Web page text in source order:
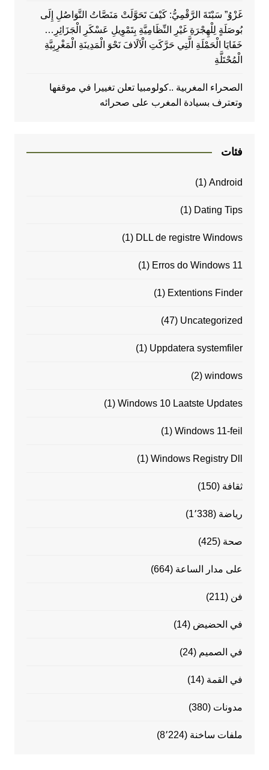
غَزْوُ” سَبْتَةَ الرَّقْمِيُّ: كَيْفَ تَحَوَّلَتْ مَنَصَّاتُ التَّوَاصُلِ إِلَى
بُوصَلَةٍ لِلْهِجْرَةِ غَيْرِ النِّظَامِيَّةِ بِتَمْوِيلِ عَسْكَرِ الْجَزَائِرِ…
خَفَايَا الْحَمْلَةِ الَّتِي حَرَّكَتِ الْآلَافَ نَحْوَ الْمَدِينَةِ الْمَغْرِبِيَّةِ
الْمُحْتَلَّةِ
الصحراء المغربية ..كولومبيا تعلن تغييرا في موقفها
وتعترف بسيادة المغرب على صحرائه
فئات
Android
(1)
Dating Tips
(1)
DLL de registre Windows
(1)
Erros do Windows 11
(1)
Extentions Finder
(1)
Uncategorized
(47)
Uppdatera systemfiler
(1)
windows
(2)
Windows 10 Laatste Updates
(1)
Windows 11-feil
(1)
Windows Registry Dll
(1)
ثقافة (150)
رياضة (1٬338)
صحة (425)
على مدار الساعة (664)
فن (211)
في الحضيض (14)
في الصميم (24)
في القمة (14)
مدونات (380)
ملفات ساخنة (8٬224)